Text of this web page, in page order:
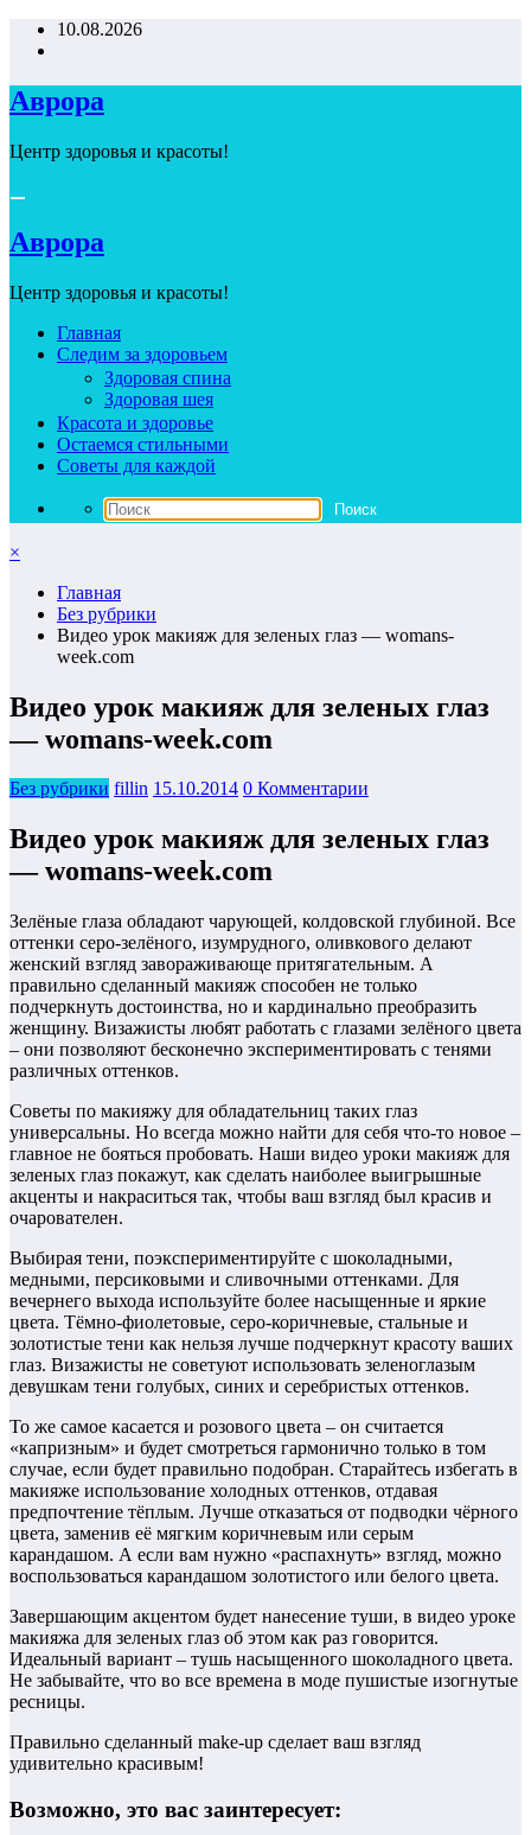
Перейти10.08.2026
Аврора
Центр здоровья и красоты!
Аврора
Центр здоровья и красоты!
Главная
Следим за здоровьем
Здоровая спина
Здоровая шея
Красота и здоровье
Остаемся стильными
Советы для каждой
×
Главная
Без рубрики
Видео урок макияж для зеленых глаз — womans-
week.com
Видео урок макияж для зеленых глаз
— womans-week.com
Без рубрики fillin 15.10.2014 0 Комментарии
Видео урок макияж для зеленых глаз
— womans-week.com
Зелёные глаза обладают чарующей, колдовской глубиной. Все
оттенки серо-зелёного, изумрудного, оливкового делают
женский взгляд завораживающе притягательным. А
правильно сделанный макияж способен не только
подчеркнуть достоинства, но и кардинально преобразить
женщину. Визажисты любят работать с глазами зелёного цвета
– они позволяют бесконечно экспериментировать с тенями
различных оттенков.
Советы по макияжу для обладательниц таких глаз
универсальны. Но всегда можно найти для себя что-то новое –
главное не бояться пробовать. Наши видео уроки макияж для
зеленых глаз покажут, как сделать наиболее выигрышные
акценты и накраситься так, чтобы ваш взгляд был красив и
очарователен.
Выбирая тени, поэкспериментируйте с шоколадными,
медными, персиковыми и сливочными оттенками. Для
вечернего выхода используйте более насыщенные и яркие
цвета. Тёмно-фиолетовые, серо-коричневые, стальные и
золотистые тени как нельзя лучше подчеркнут красоту ваших
глаз. Визажисты не советуют использовать зеленоглазым
девушкам тени голубых, синих и серебристых оттенков.
То же самое касается и розового цвета – он считается
«капризным» и будет смотреться гармонично только в том
случае, если будет правильно подобран. Старайтесь избегать в
макияже использование холодных оттенков, отдавая
предпочтение тёплым. Лучше отказаться от подводки чёрного
цвета, заменив её мягким коричневым или серым
карандашом. А если вам нужно «распахнуть» взгляд, можно
воспользоваться карандашом золотистого или белого цвета.
Завершающим акцентом будет нанесение туши, в видео уроке
макияжа для зеленых глаз об этом как раз говорится.
Идеальный вариант – тушь насыщенного шоколадного цвета.
Не забывайте, что во все времена в моде пушистые изогнутые
ресницы.
Правильно сделанный make-up сделает ваш взгляд
удивительно красивым!
Возможно, это вас заинтересует: